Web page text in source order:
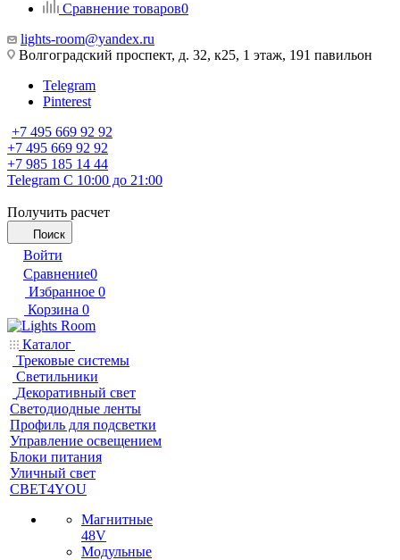
Сравнение товаров0
lights-room@yandex.ru
Волгоградский проспект, д. 32, к25, 1 этаж, 191 павильон
Telegram
Pinterest
+7 495 669 92 92
+7 495 669 92 92
+7 985 185 14 44
Telegram С 10:00 до 21:00
Получить расчет
Поиск
Войти
Сравнение0
Избранное 0
Корзина 0
Каталог
Трековые системы
Светильники
Декоративный свет
Светодиодные ленты
Профиль для подсветки
Управление освещением
Блоки питания
Уличный свет
СВЕТ4YOU
Магнитные
48V
Модульные